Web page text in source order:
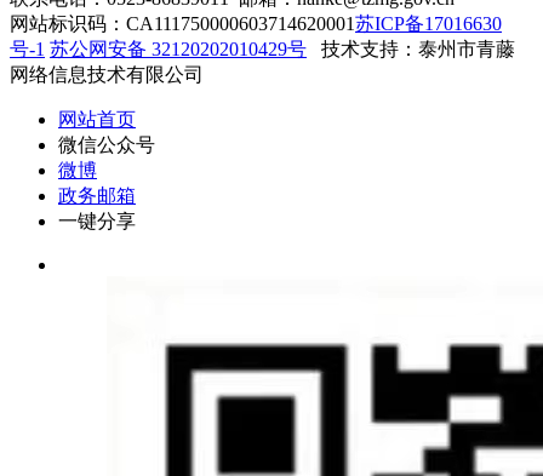
网站标识码：CA111750000603714620001苏ICP备17016630
号-1 苏公网安备 32120202010429号
技术支持：泰州市青藤
网络信息技术有限公司
网站首页
微信公众号
微博
政务邮箱
一键分享